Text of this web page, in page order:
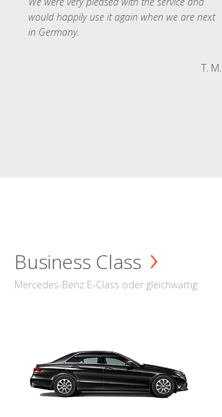
would happily use it again when we are next
in Germany.
T. M.
Business Class
Mercedes-Benz E-Class oder gleichwärtig